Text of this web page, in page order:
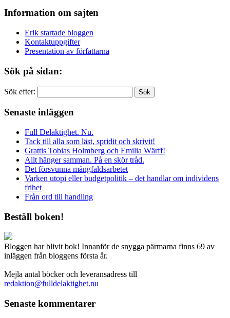
Information om sajten
Erik startade bloggen
Kontaktuppgifter
Presentation av författarna
Sök på sidan:
Sök efter:
Senaste inläggen
Full Delaktighet. Nu.
Tack till alla som läst, spridit och skrivit!
Grattis Tobias Holmberg och Emilia Wärff!
Allt hänger samman. På en skör tråd.
Det försvunna mångfaldsarbetet
Varken utopi eller budgetpolitik – det handlar om individens
frihet
Från ord till handling
Beställ boken!
Bloggen har blivit bok! Innanför de snygga pärmarna finns 69 av
inläggen från bloggens första år.
Mejla antal böcker och leveransadress till
redaktion@fulldelaktighet.nu
Senaste kommentarer